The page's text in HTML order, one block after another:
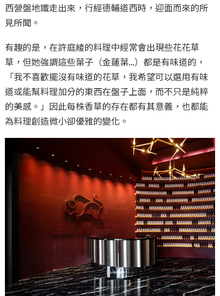
西營盤地鐵走出來，行經德輔道西時，迎面而來的所
見所聞。
有趣的是，在許庭綾的料理中經常會出現些花花草
草，但她強調這些葉子（金蓮葉...）都是有味道的，
「我不喜歡擺沒有味道的花草，我希望可以選用有味
道或能幫料理加分的東西在盤子上面，而不只是純粹
的美感。」因此每株香草的存在都有其意義，也都能
為料理創造微小卻優雅的變化。